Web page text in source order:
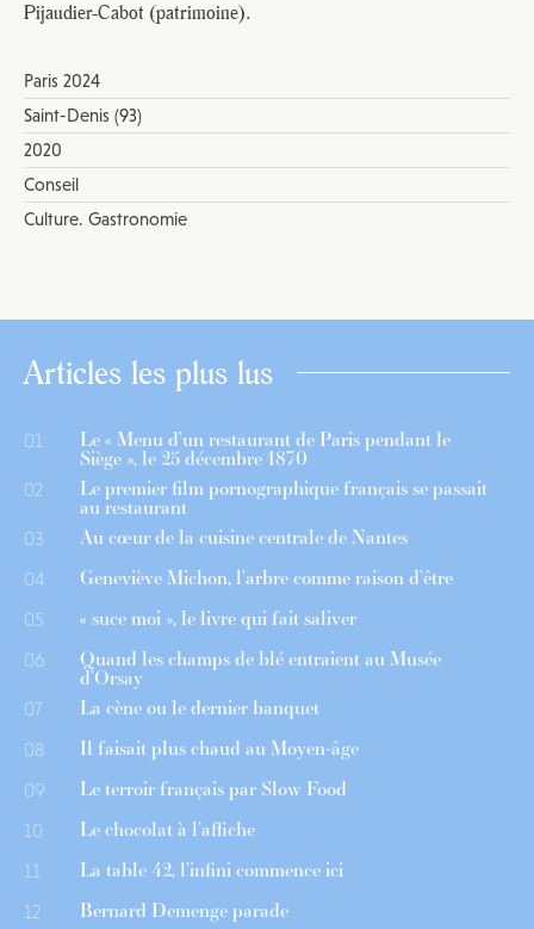
Pijaudier-Cabot (patrimoine).
Paris 2024
Saint-Denis (93)
2020
Conseil
Culture. Gastronomie
Articles les plus lus
01 Le « Menu d’un restaurant de Paris pendant le
Siège », le 25 décembre 1870
02 Le premier film pornographique français se passait
au restaurant
03 Au cœur de la cuisine centrale de Nantes
04 Geneviève Michon, l’arbre comme raison d’être
05 « suce moi », le livre qui fait saliver
06 Quand les champs de blé entraient au Musée
d’Orsay
07 La cène ou le dernier banquet
08 Il faisait plus chaud au Moyen-âge
09 Le terroir français par Slow Food
10 Le chocolat à l’affiche
11 La table 42, l’infini commence ici
12 Bernard Demenge parade